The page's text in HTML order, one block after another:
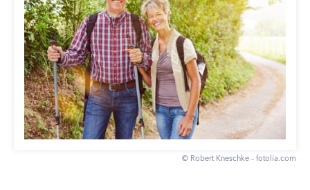
© Robert Kneschke – fotolia.com